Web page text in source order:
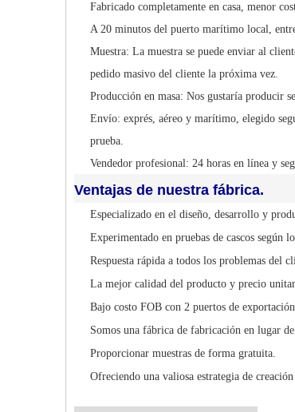
Fabricado completamente en casa, menor
A 20 minutos del puerto marítimo local,
Muestra: La muestra se puede enviar al
pedido masivo del cliente la próxima vez.
Producción en masa: Nos gustaría producir
Envío: exprés, aéreo y marítimo, elegido
prueba.
Vendedor profesional: 24 horas en línea y
Ventajas de nuestra fábrica.
Especializado en el diseño, desarrollo y
Experimentado en pruebas de cascos según
Respuesta rápida a todos los problemas del
La mejor calidad del producto y precio
Bajo costo FOB con 2 puertos de
Somos una fábrica de fabricación en lugar
Proporcionar muestras de forma gratuita.
Ofreciendo una valiosa estrategia de